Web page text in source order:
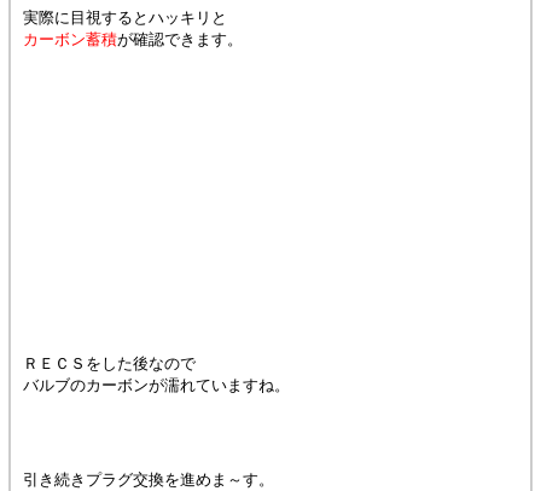
実際に目視するとハッキリと
カーボン蓄積が確認できます。
ＲＥＣＳをした後なので
バルブのカーボンが濡れていますね。
引き続きプラグ交換を進めま～す。